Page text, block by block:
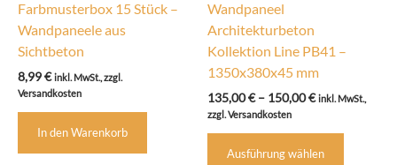
Farbmusterbox 15 Stück –
Wandpaneele aus
Sichtbeton
8,99€ inkl. MwSt., zzgl.
Versandkosten
In den Warenkorb
Wandpaneel
Architekturbeton
Kollektion Line PB41 –
1350x380x45 mm
135,00€ – 150,00€Preisspanne:
inkl. MwSt.,
zzgl. Versandkosten
Ausführung wählen
Dieses